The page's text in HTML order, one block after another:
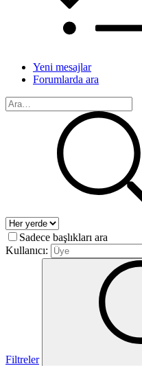
Yeni mesajlar
Forumlarda ara
Sadece başlıkları ara
Kullanıcı:
Filtreler